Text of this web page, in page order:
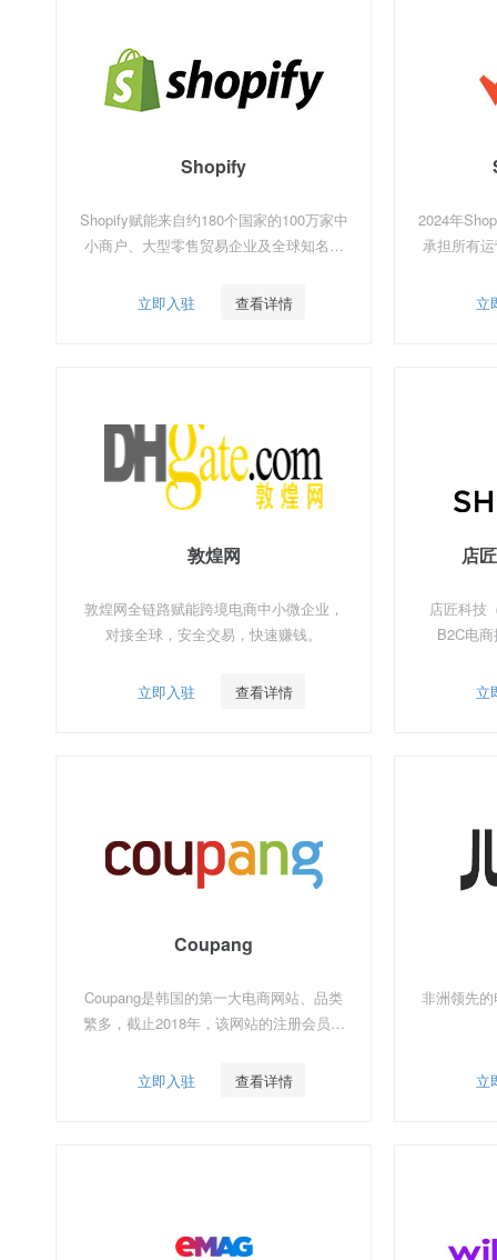
Shopify
Shopify赋能来自约180个国家的100万家中
小商户、大型零售贸易企业及全球知名品
立即入驻
查看详情
2024年
承担所有
类目招商
立
敦煌网
敦煌网全链路赋能跨境电商中小微企业，
对接全球，安全交易，快速赚钱。
立即入驻 查看详情
店
店匠科技
B2C电
立
Coupang
Coupang是韩国的第一大电商网站、品类
繁多，截止2018年，该网站的注册会员数
100亿美金，被誉为“韩国亚马逊”。
立即入驻 查看详情
非洲领先
立